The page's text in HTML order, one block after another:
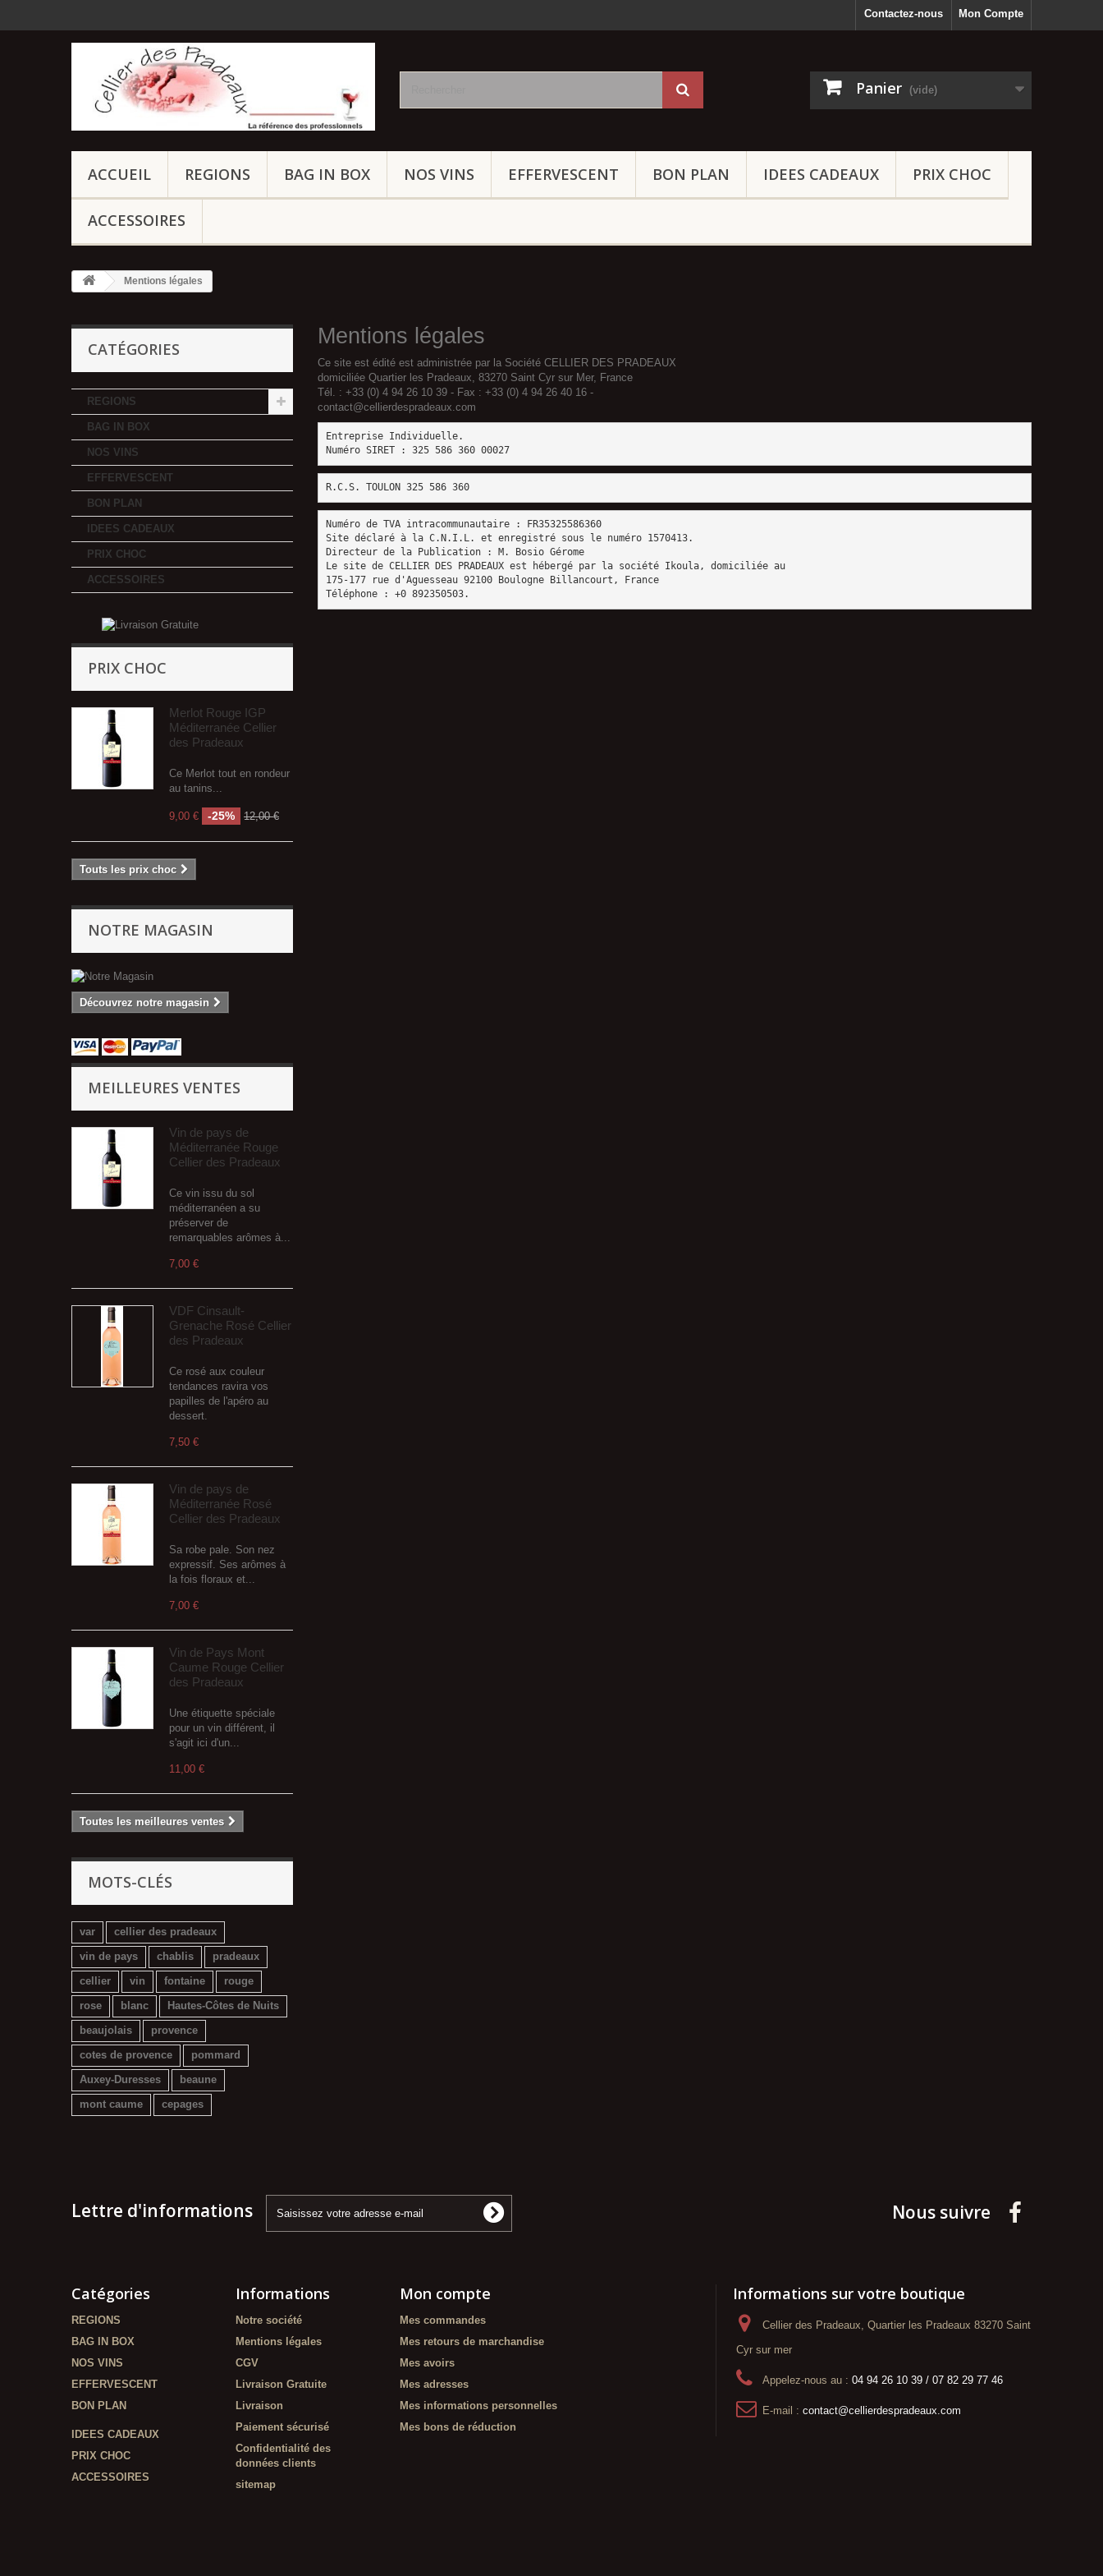
Mon Compte
Contactez-nous
Panier (vide)
ACCUEIL REGIONS BAG IN BOX NOS VINS EFFERVESCENT BON PLAN IDEES CADEAUX PRIX CHOC
ACCESSOIRES
Mentions légales
CATÉGORIES
REGIONS
BAG IN BOX
NOS VINS
EFFERVESCENT
BON PLAN
IDEES CADEAUX
PRIX CHOC
ACCESSOIRES
PRIX CHOC
Merlot Rouge IGP
Méditerranée Cellier
des Pradeaux
Ce Merlot tout en rondeur
au tanins...
9,00 € -25% 12,00 €
Touts les prix choc
NOTRE MAGASIN
Découvrez notre magasin
MEILLEURES VENTES
Vin de pays de
Méditerranée Rouge
Cellier des Pradeaux
Ce vin issu du sol
méditerranéen a su
préserver de
remarquables arômes à...
7,00 €
VDF Cinsault-
Grenache Rosé Cellier
des Pradeaux
Ce rosé aux couleur
tendances ravira vos
papilles de l'apéro au
dessert.
7,50 €
Vin de pays de
Méditerranée Rosé
Cellier des Pradeaux
Sa robe pale. Son nez
expressif. Ses arômes à
la fois floraux et...
7,00 €
Vin de Pays Mont
Caume Rouge Cellier
des Pradeaux
Une étiquette spéciale
pour un vin différent, il
s'agit ici d'un...
11,00 €
Toutes les meilleures ventes
MOTS-CLÉS
var
cellier des pradeaux
vin de pays
chablis
pradeaux
cellier
vin fontaine
rouge
rose
blanc
Hautes-Côtes de Nuits
beaujolais
provence
cotes de provence
pommard
Auxey-Duresses
beaune
mont caume
cepages
Mentions légales
Ce site est édité est administrée par la Société CELLIER DES PRADEAUX
domiciliée Quartier les Pradeaux, 83270 Saint Cyr sur Mer, France
Tél. : +33 (0) 4 94 26 10 39 - Fax : +33 (0) 4 94 26 40 16 -
contact@cellierdespradeaux.com
Entreprise Individuelle.
Numéro SIRET : 325 586 360 00027
R.C.S. TOULON 325 586 360
Numéro de TVA intracommunautaire : FR35325586360
Site déclaré à la C.N.I.L. et enregistré sous le numéro 1570413﻿.
Directeur de la Publication : M. Bosio Gérome
Le site de CELLIER DES PRADEAUX est hébergé par la société Ikoula, domiciliée au
175-177 rue d'Aguesseau 92100 Boulogne Billancourt, France
Téléphone : +0 892350503.﻿
Lettre d'informations Nous suivre
Catégories
REGIONS
BAG IN BOX
NOS VINS
EFFERVESCENT
BON PLAN
IDEES CADEAUX
PRIX CHOC
ACCESSOIRES
Informations
Notre société
Mentions légales
CGV
Livraison Gratuite
Livraison
Paiement sécurisé
Confidentialité des
données clients
sitemap
Mon compte
Mes commandes
Mes retours de marchandise
Mes avoirs
Mes adresses
Mes informations personnelles
Mes bons de réduction
Informations sur votre boutique
Cellier des Pradeaux, Quartier les Pradeaux 83270 Saint
Cyr sur mer
Appelez-nous au : 04 94 26 10 39 / 07 82 29 77 46
E-mail : contact@cellierdespradeaux.com